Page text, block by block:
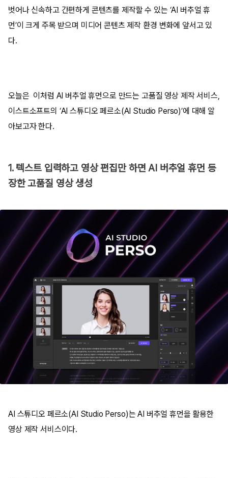
벗어나 신속하고 간편하게 콘텐츠를 제작할 수 있는 ‘AI 버추얼 휴
먼’이 크게 주목 받으며 미디어 콘텐츠 제작 환경 변화에 앞서고 있
다.
오늘은 이처럼 AI 버추얼 휴먼으로 만드는 고품질 영상 제작 서비스,
이스트소프트의 ‘AI 스튜디오 페르소(AI Studio Perso)’에 대해 알
아보고자 한다.
1. 텍스트 입력하고 영상 편집만 하면 AI 버추얼 휴먼 등
장한 고품질 영상 생성
AI 스튜디오 페르소(AI Studio Perso)는 AI 버추얼 휴먼을 활용한
영상 제작 서비스이다.